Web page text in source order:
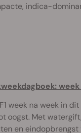
indica-
week na week in
oogst. Met
en